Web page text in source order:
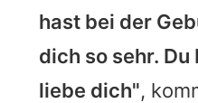
hast bei der
dich so sehr.
liebe dich",